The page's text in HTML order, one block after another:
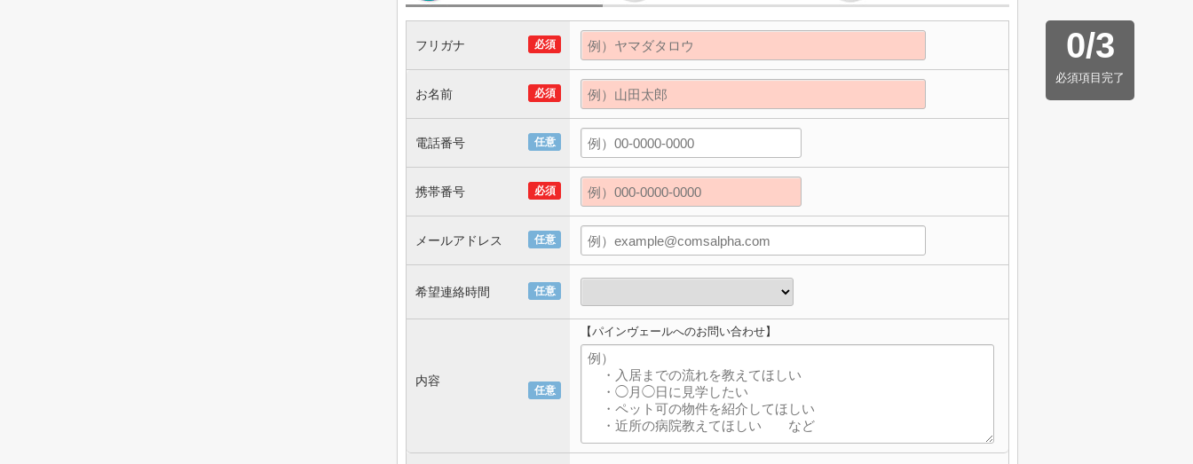
0/3
必須項目完了
必須
フリガナ
必須
お名前
任意
電話番号
必須
携帯番号
任意
メールアドレス
任意
希望連絡時間
任意
内容
【パインヴェールへのお問い合わせ】